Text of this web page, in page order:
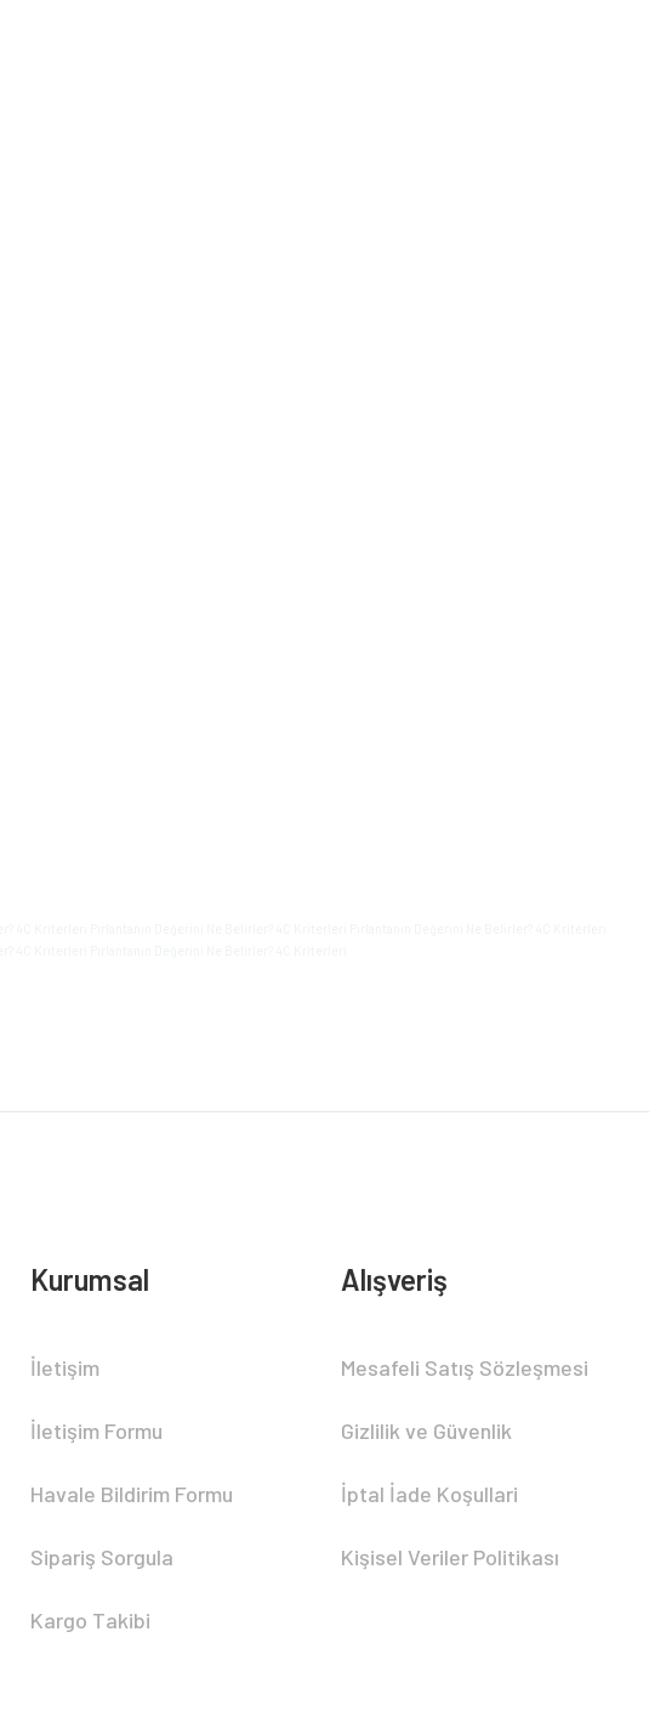
Kurumsal
İletişim
İletişim Formu
Havale Bildirim Formu
Sipariş Sorgula
Kargo Takibi
Alışveriş
Mesafeli Satış Sözleşmesi
Gizlilik ve Güvenlik
İptal İade Koşullari
Kişisel Veriler Politikası